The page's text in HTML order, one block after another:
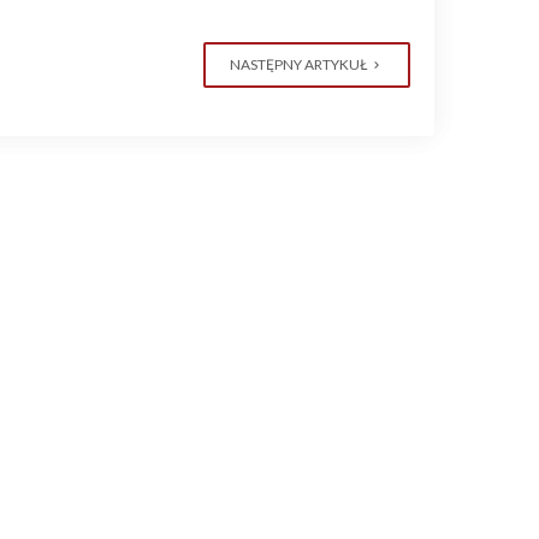
NASTĘPNY ARTYKUŁ